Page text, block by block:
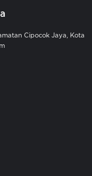
Cipocok Jaya, Kota